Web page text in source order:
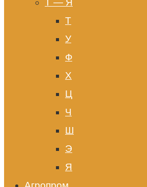
Т — Я
Т
У
Ф
Х
Ц
Ч
Ш
Э
Я